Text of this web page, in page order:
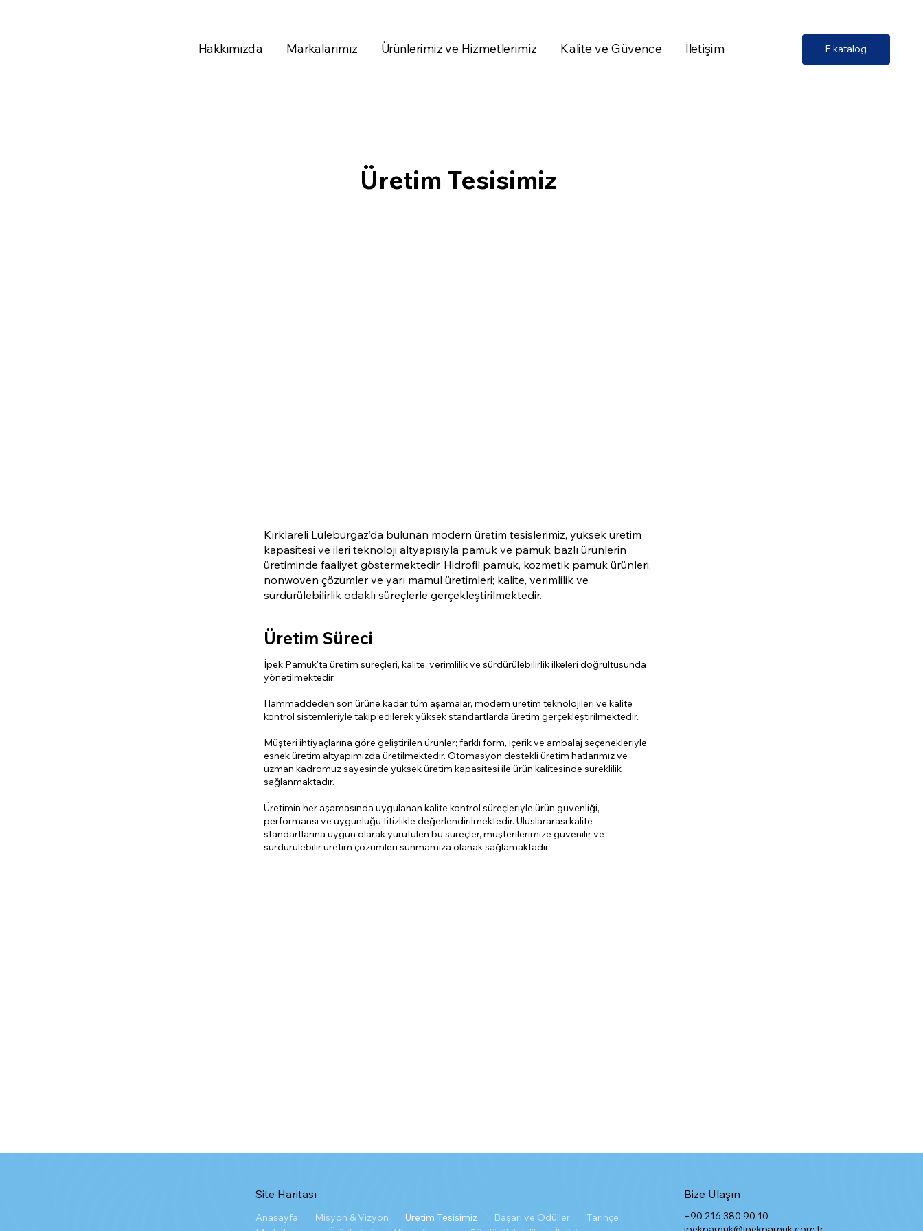
Hakkımızda Markalarımız Ürünlerimiz ve Hizmetlerimiz Kalite ve Güvence İletişim E katalog
Üretim Tesisimiz
Kırklareli Lüleburgaz’da bulunan modern üretim tesislerimiz, yüksek üretim
kapasitesi ve ileri teknoloji altyapısıyla pamuk ve pamuk bazlı ürünlerin
üretiminde faaliyet göstermektedir. Hidrofil pamuk, kozmetik pamuk ürünleri,
nonwoven çözümler ve yarı mamul üretimleri; kalite, verimlilik ve
sürdürülebilirlik odaklı süreçlerle gerçekleştirilmektedir.
Üretim Süreci
İpek Pamuk'ta üretim süreçleri, kalite, verimlilik ve sürdürülebilirlik ilkeleri doğrultusunda
yönetilmektedir.
Hammaddeden son ürüne kadar tüm aşamalar, modern üretim teknolojileri ve kalite
kontrol sistemleriyle takip edilerek yüksek standartlarda üretim gerçekleştirilmektedir.
Müşteri ihtiyaçlarına göre geliştirilen ürünler; farklı form, içerik ve ambalaj seçenekleriyle
esnek üretim altyapımızda üretilmektedir. Otomasyon destekli üretim hatlarımız ve
uzman kadromuz sayesinde yüksek üretim kapasitesi ile ürün kalitesinde süreklilik
sağlanmaktadır.
Üretimin her aşamasında uygulanan kalite kontrol süreçleriyle ürün güvenliği,
performansı ve uygunluğu titizlikle değerlendirilmektedir. Uluslararası kalite
standartlarına uygun olarak yürütülen bu süreçler, müşterilerimize güvenilir ve
sürdürülebilir üretim çözümleri sunmamıza olanak sağlamaktadır.
Bize Ulaşın
+90 216 380 90 10
Site Haritası
Anasayfa Misyon & Vizyon Üretim Tesisimiz Başarı ve Ödüller
Tarihçe